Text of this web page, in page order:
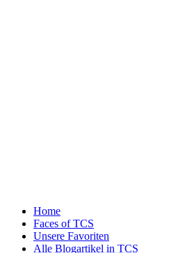
Home
Faces of TCS
Unsere Favoriten
Alle Blogartikel in TCS